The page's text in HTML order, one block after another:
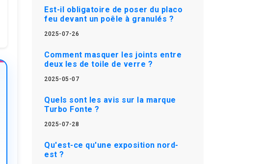
Est-il obligatoire de poser du placo
feu devant un poêle à granulés ?
2025-07-26
Comment masquer les joints entre
deux les de toile de verre ?
2025-05-07
Quels sont les avis sur la marque
Turbo Fonte ?
2025-07-28
Qu'est-ce qu'une exposition nord-
est ?